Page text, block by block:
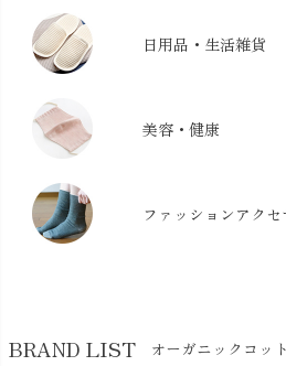
ベッドシーツ
布団カバー・カバーセット
枕・ピローケース
ケット・綿毛布 chevron_right
日用品・生活雑貨
クッション
生地・手芸用品
スリッパ・ルームシューズ
せっけん・洗剤
ヨガマット・カーペットchevron_right
美容・健康
マスク
コットン・綿棒
ファッションアクセ
BRAND LIST オーガニックコッ